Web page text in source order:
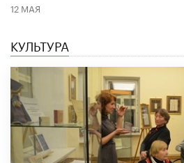
12 МАЯ
КУЛЬТУРА